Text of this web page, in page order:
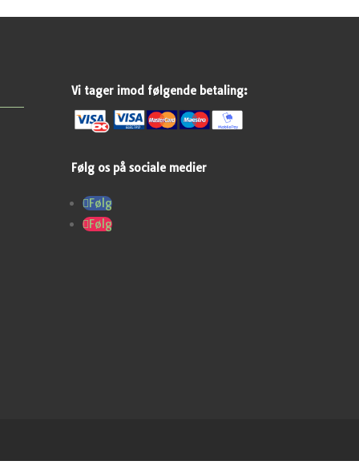
Vi tager imod følgende betaling:
Følg os på sociale medier
Følg
Følg